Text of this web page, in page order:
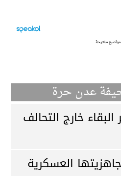
مواضيع مقترحة
عدن حرة
خارج التحالف
العسكرية